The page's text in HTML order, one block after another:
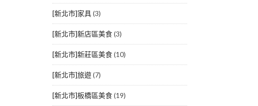
[新北市]家具(3)
[新北市]新店區美食(3)
[新北市]新莊區美食(10)
[新北市]旅遊(7)
[新北市]板橋區美食(19)